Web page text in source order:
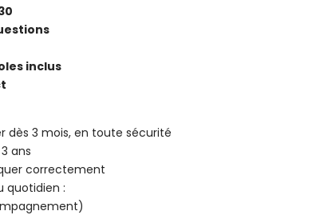
inclus
dès 3 mois, en toute sécurité
ans
correctement
quotidien :